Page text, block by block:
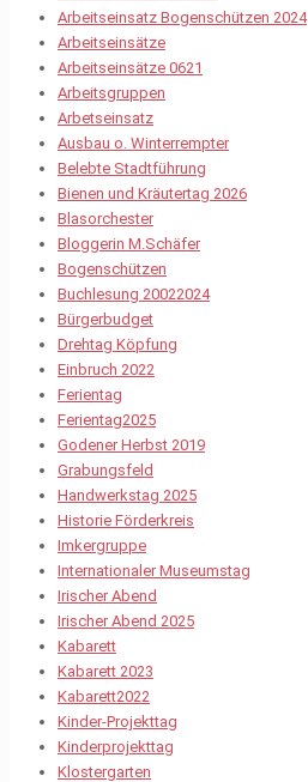
Arbeitseinsatz Bogenschützen 2024
Arbeitseinsätze
Arbeitseinsätze 0621
Arbeitsgruppen
Arbetseinsatz
Ausbau o. Winterrempter
Belebte Stadtführung
Bienen und Kräutertag 2026
Blasorchester
Bloggerin M.Schäfer
Bogenschützen
Buchlesung 20022024
Bürgerbudget
Drehtag Köpfung
Einbruch 2022
Ferientag
Ferientag2025
Godener Herbst 2019
Grabungsfeld
Handwerkstag 2025
Historie Förderkreis
Imkergruppe
Internationaler Museumstag
Irischer Abend
Irischer Abend 2025
Kabarett
Kabarett 2023
Kabarett2022
Kinder-Projekttag
Kinderprojekttag
Klostergarten